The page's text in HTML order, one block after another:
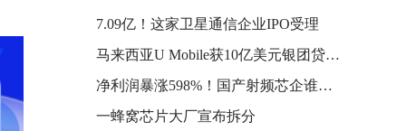
7.09亿！这家卫星通信企业IPO受理
马来西亚U Mobile获10亿美元银团贷款 用于建设5G批发网络
净利润暴涨598%！国产射频芯企谁在赚钱？
一蜂窝芯片大厂宣布拆分